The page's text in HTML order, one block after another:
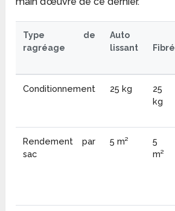
Type de
ragréage
Auto
lissant
Fibré
Conditionnement 25 kg
25
kg
Rendement par
sac
5 m²
5
m²